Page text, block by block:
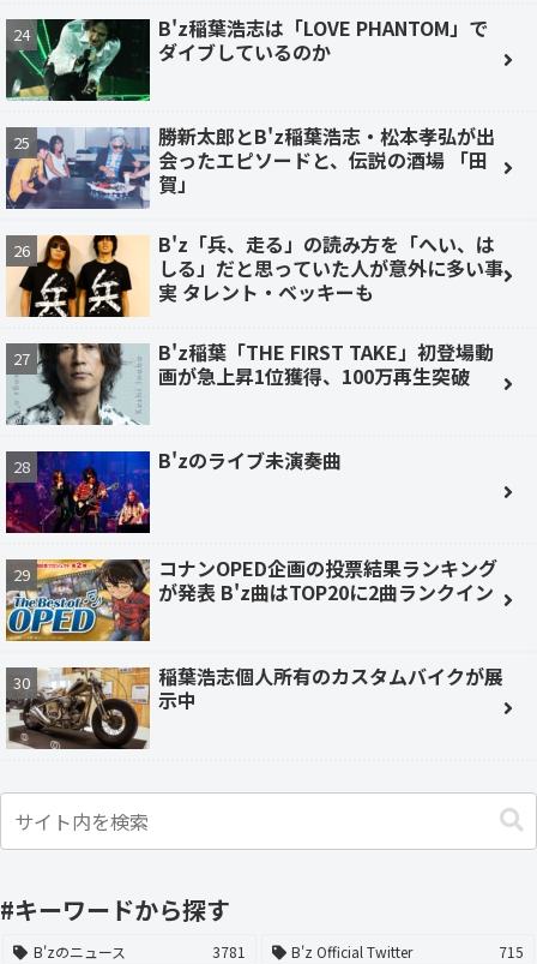
B'z稲葉浩志は「LOVE PHANTOM」で
ダイブしているのか
勝新太郎とB'z稲葉浩志・松本孝弘が出
会ったエピソードと、伝説の酒場 「田
賀」
B'z「兵、走る」の読み方を「へい、は
しる」だと思っていた人が意外に多い事
実 タレント・ベッキーも
B'z稲葉「THE FIRST TAKE」初登場動
画が急上昇1位獲得、100万再生突破
B'zのライブ未演奏曲
コナンOPED企画の投票結果ランキング
が発表 B'z曲はTOP20に2曲ランクイン
稲葉浩志個人所有のカスタムバイクが展
示中
#キーワードから探す
B'zのニュース 3781 B'z Official Twitter
715